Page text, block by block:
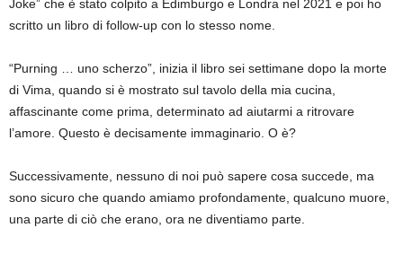
Joke” che è stato colpito a Edimburgo e Londra nel 2021 e poi ho
scritto un libro di follow-up con lo stesso nome.
“Purning … uno scherzo”, inizia il libro sei settimane dopo la morte
di Vima, quando si è mostrato sul tavolo della mia cucina,
affascinante come prima, determinato ad aiutarmi a ritrovare
l’amore. Questo è decisamente immaginario. O è?
Successivamente, nessuno di noi può sapere cosa succede, ma
sono sicuro che quando amiamo profondamente, qualcuno muore,
una parte di ciò che erano, ora ne diventiamo parte.